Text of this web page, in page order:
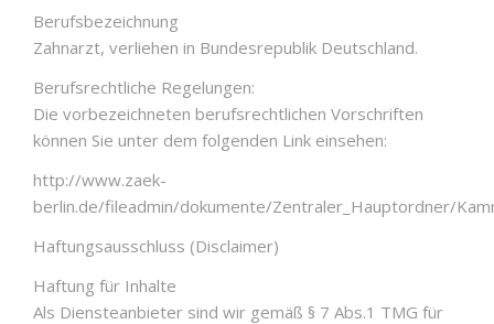
Berufsbezeichnung
Zahnarzt, verliehen in Bundesrepublik Deutschland.
Berufsrechtliche Regelungen:
Die vorbezeichneten berufsrechtlichen Vorschriften
können Sie unter dem folgenden Link einsehen:
http://www.zaek-
berlin.de/fileadmin/dokumente/Zentraler_Hauptordner/
Haftungsausschluss (Disclaimer)
Haftung für Inhalte
Als Diensteanbieter sind wir gemäß § 7 Abs.1 TMG für